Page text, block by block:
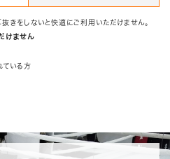
きをしないと快適にご利用いただけません。
けません
ている方